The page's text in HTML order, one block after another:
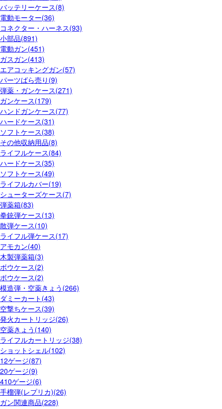
バッテリーケース(8)
電動モーター(36)
コネクター・ハーネス(93)
小部品(891)
電動ガン(451)
ガスガン(413)
エアコッキングガン(57)
パーツばら売り(9)
弾薬・ガンケース(271)
ガンケース(179)
ハンドガンケース(77)
ハードケース(31)
ソフトケース(38)
その他収納用品(8)
ライフルケース(84)
ハードケース(35)
ソフトケース(49)
ライフルカバー(19)
シューターズケース(7)
弾薬箱(83)
拳銃弾ケース(13)
散弾ケース(10)
ライフル弾ケース(17)
アモカン(40)
木製弾薬箱(3)
ボウケース(2)
ボウケース(2)
模造弾・空薬きょう(266)
ダミーカート(43)
空撃ちケース(39)
発火カートリッジ(26)
空薬きょう(140)
ライフルカートリッジ(38)
ショットシェル(102)
12ゲージ(87)
20ゲージ(9)
410ゲージ(6)
手榴弾(レプリカ)(26)
ガン関連商品(228)